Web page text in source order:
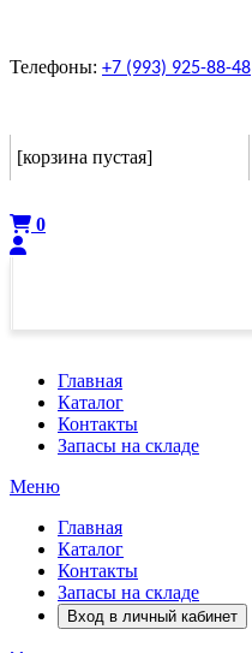
Телефоны: +7 (993) 925-88-48
[корзина пустая]
0
Главная
Каталог
Контакты
Запасы на складе
Меню
Главная
Каталог
Контакты
Запасы на складе
Вход в личный кабинет